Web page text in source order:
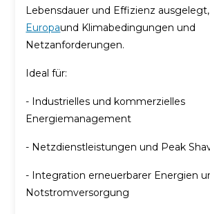
Lebensdauer und Effizienz
Europaund Klimabedingungen und
Netzanforderungen.
Ideal für:
- Industrielles und kommerzielles
Energiemanagement
- Netzdienstleistungen und Peak
- Integration erneuerbarer Energien
Notstromversorgung